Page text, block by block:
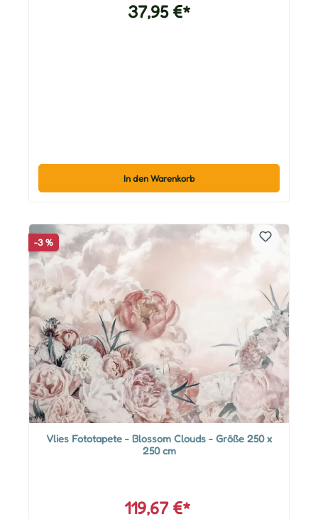
37,95 €*
In den Warenkorb
-3 %
Vlies Fototapete - Blossom Clouds - Größe 250 x
250 cm
119,67 €*